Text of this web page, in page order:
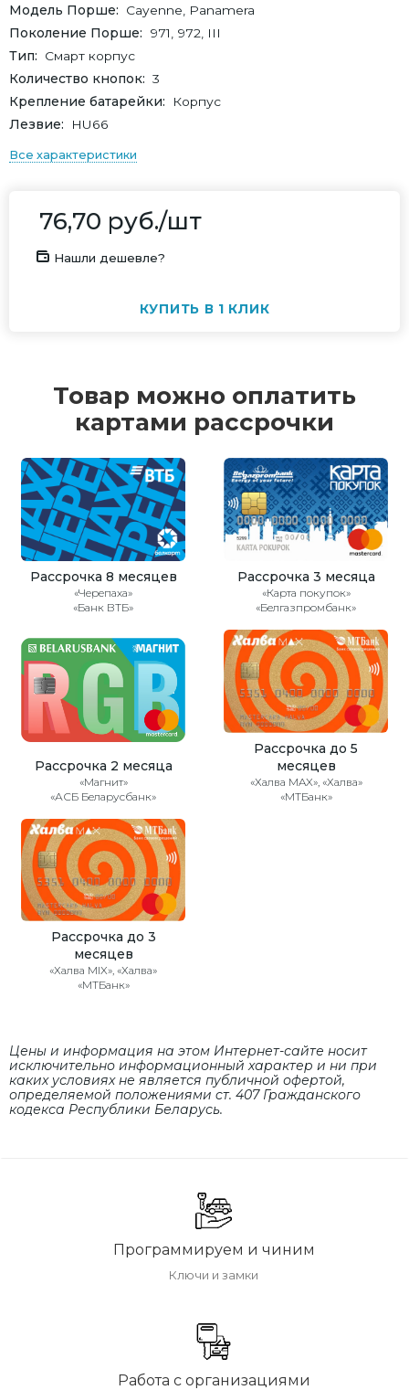
Модель Порше
Cayenne, Panamera
Поколение Порше
971, 972, III
Тип
Смарт корпус
Количество кнопок
3
Крепление батарейки
Корпус
Лезвие
HU66
Все характеристики
76,70 руб./шт
Нашли дешевле?
КУПИТЬ В 1 КЛИК
Товар можно оплатить
картами рассрочки
Рассрочка 8 месяцев
«Черепаха»
«Банк ВТБ»
Рассрочка 3 месяца
«Карта покупок»
«Белгазпромбанк»
Рассрочка 2 месяца
«Магнит»
«АСБ Беларусбанк»
Рассрочка до 5
месяцев
«Халва MAX», «Халва»
«МТБанк»
Рассрочка до 3
месяцев
«Халва MIX», «Халва»
«МТБанк»
Цены и информация на этом Интернет-сайте носит
исключительно информационный характер и ни при
каких условиях не является публичной офертой,
определяемой положениями cт. 407 Гражданского
кодекса Республики Беларусь.
Программируем и чиним
Ключи и замки
Работа с организациями